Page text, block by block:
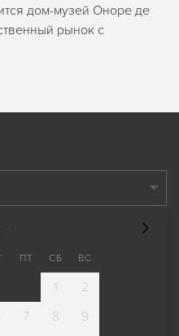
дом-музей Оноре де
рынок с
ПТ СБ ВС
1
2
7 8
9